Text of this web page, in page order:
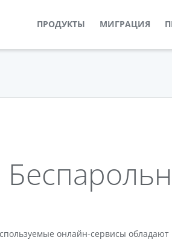
ПРОДУКТЫ МИГРАЦИЯ
онлайн-сервисы